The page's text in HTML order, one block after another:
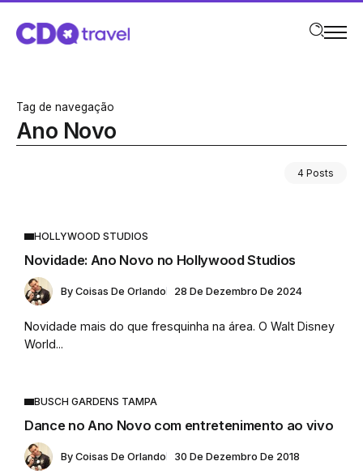
Tag de navegação
Ano Novo
4 Posts
HOLLYWOOD STUDIOS
Novidade: Ano Novo no Hollywood Studios
By Coisas De Orlando 28 De Dezembro De 2024
Novidade mais do que fresquinha na área. O Walt Disney
World...
BUSCH GARDENS TAMPA
Dance no Ano Novo com entretenimento ao vivo
By Coisas De Orlando 30 De Dezembro De 2018